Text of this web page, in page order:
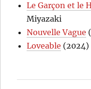
Le Garçon et le
Miyazaki
Nouvelle Vague
Loveable